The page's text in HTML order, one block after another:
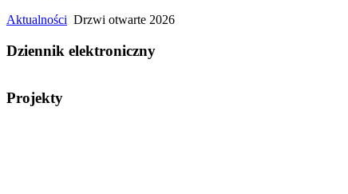
Aktualności Drzwi otwarte 2026
Dziennik elektroniczny
Projekty